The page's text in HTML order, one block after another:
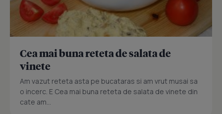
Cea mai buna reteta de salata de
vinete
Am vazut reteta asta pe bucataras si am vrut musai sa
o incerc. E Cea mai buna reteta de salata de vinete din
cate am...